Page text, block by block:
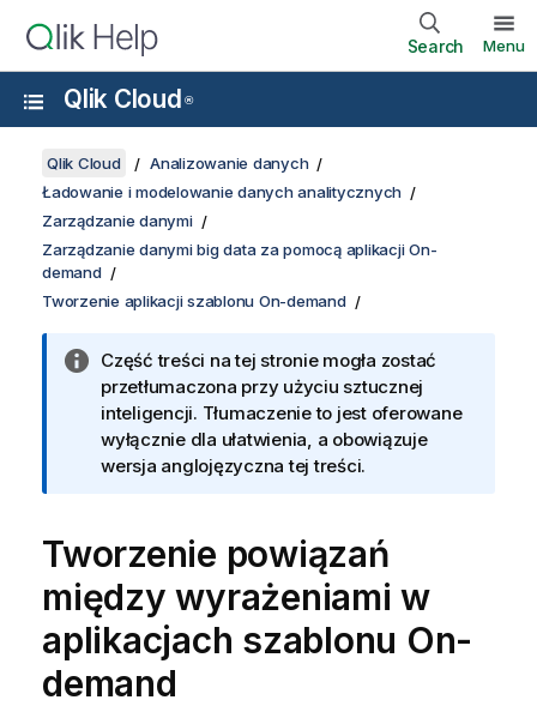
Search Menu
Qlik Cloud ®
Qlik Cloud
Analizowanie danych
Ładowanie i modelowanie danych analitycznych
Zarządzanie danymi
Zarządzanie danymi big data za pomocą aplikacji On-
demand
Tworzenie aplikacji szablonu On-demand
Część treści na tej stronie mogła zostać
przetłumaczona przy użyciu sztucznej
inteligencji. Tłumaczenie to jest oferowane
wyłącznie dla ułatwienia, a obowiązuje
wersja anglojęzyczna tej treści.
Tworzenie powiązań
między wyrażeniami w
aplikacjach szablonu On-
demand